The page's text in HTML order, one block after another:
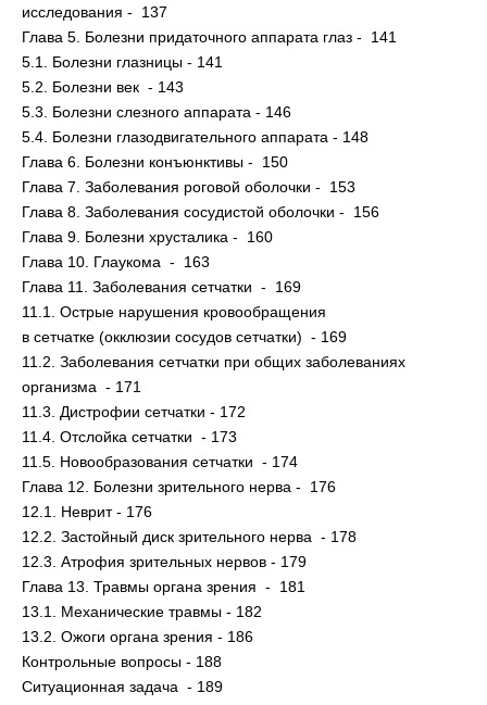
исследования - 137
Глава 5. Болезни придаточного аппарата глаз - 141
5.1. Болезни глазницы - 141
5.2. Болезни век - 143
5.3. Болезни слезного аппарата - 146
5.4. Болезни глазодвигательного аппарата - 148
Глава 6. Болезни конъюнктивы - 150
Глава 7. Заболевания роговой оболочки - 153
Глава 8. Заболевания сосудистой оболочки - 156
Глава 9. Болезни хрусталика - 160
Глава 10. Глаукома - 163
Глава 11. Заболевания сетчатки - 169
11.1. Острые нарушения кровообращения
в сетчатке (окклюзии сосудов сетчатки) - 169
11.2. Заболевания сетчатки при общих заболеваниях
организма - 171
11.3. Дистрофии сетчатки - 172
11.4. Отслойка сетчатки - 173
11.5. Новообразования сетчатки - 174
Глава 12. Болезни зрительного нерва - 176
12.1. Неврит - 176
12.2. Застойный диск зрительного нерва - 178
12.3. Атрофия зрительных нервов - 179
Глава 13. Травмы органа зрения - 181
13.1. Механические травмы - 182
13.2. Ожоги органа зрения - 186
Контрольные вопросы - 188
Ситуационная задача - 189